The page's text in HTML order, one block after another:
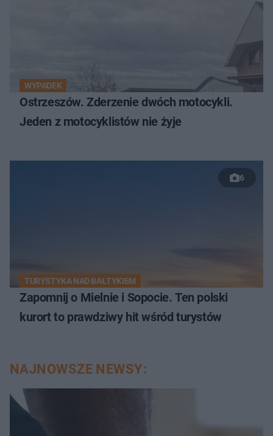
WYPADEK
Ostrzeszów. Zderzenie dwóch motocykli.
Jeden z motocyklistów nie żyje
6
TURYSTYKA NAD BAŁTYKIEM
Zapomnij o Mielnie i Sopocie. Ten polski
kurort to prawdziwy hit wśród turystów
NAJNOWSZE NEWSY: